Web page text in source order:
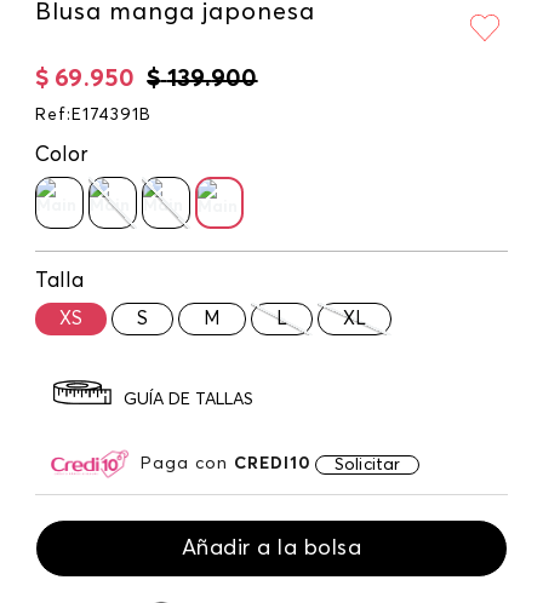
Blusa manga japonesa
$ 139.900
$ 69.950
Ref : E174391B
Color
Talla
XS S M L XL
GUÍA DE TALLAS
Paga con CREDI10 Solicitar
Añadir a la bolsa